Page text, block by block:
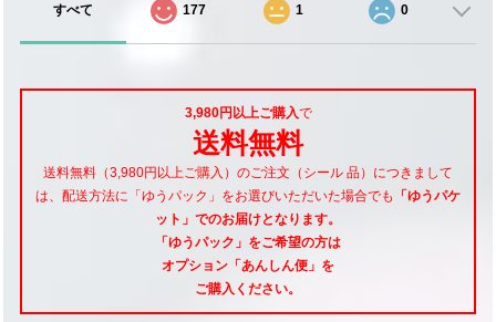
すべて 177 1 0
3,980円以上ご購入で
送料無料
送料無料（3,980円以上ご購入）のご注文（シール 品）につきまして
は、配送方法に「ゆうパック」をお選びいただいた場合でも
「ゆうパケ
ット」でのお届けとなります。
「ゆうパック」をご希望の方は
オプション「あんしん便」 を
ご購入ください。